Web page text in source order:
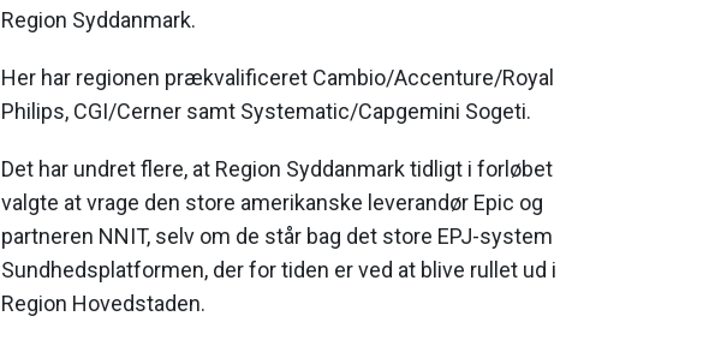
Region Syddanmark.
Her har regionen prækvalificeret Cambio/Accenture/Royal
Philips, CGI/Cerner samt Systematic/Capgemini Sogeti.
Det har undret flere, at Region Syddanmark tidligt i forløbet
valgte at vrage den store amerikanske leverandør Epic og
partneren NNIT, selv om de står bag det store EPJ-system
Sundhedsplatformen, der for tiden er ved at blive rullet ud i
Region Hovedstaden.